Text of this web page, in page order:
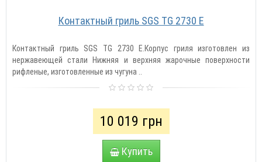
Контактный гриль SGS TG 2730 E
Контактный гриль SGS TG 2730 E.Корпус гриля изготовлен из
нержавеющей стали Нижняя и верхняя жарочные поверхности
рифленые, изготовленные из чугуна ..
10 019 грн
Купить